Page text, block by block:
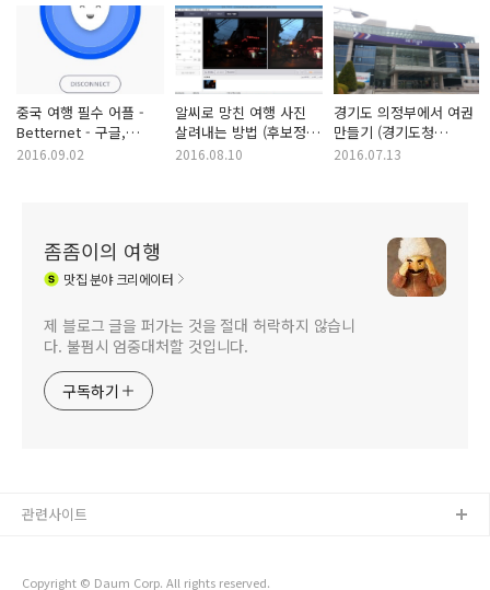
중국 여행 필수 어플 -
Betternet - 구글,
페이스북, 라인 이용
2016.09.02
알씨로 망친 여행 사진
살려내는 방법 (후보정
방법)
2016.08.10
경기도 의정부에서 여권
만들기 (경기도청
북부청사)
2016.07.13
좀좀이의 여행
맛집분야 크리에이터
제 블로그 글을 퍼가는 것을 절대 허락하지 않습니
다. 불펌시 엄중대처할 것입니다.
구독하기
Copyright © Daum Corp. All rights reserved.
관련사이트